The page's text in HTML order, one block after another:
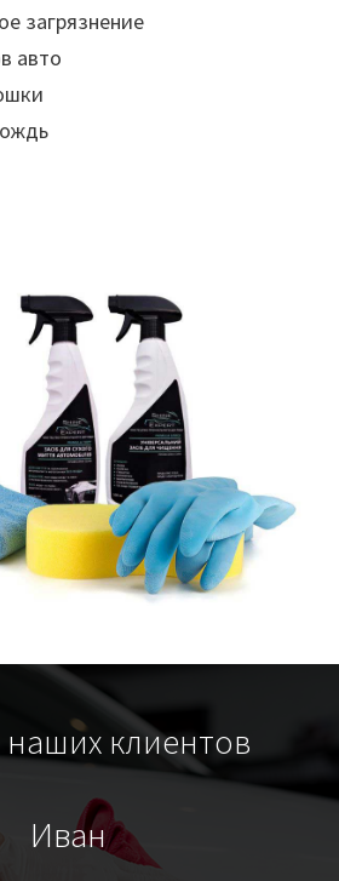
загрязнение
авто
клиентов
Иван